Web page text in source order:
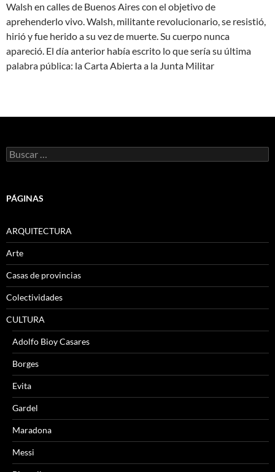
Walsh en calles de Buenos Aires con el objetivo de
aprehenderlo vivo. Walsh, militante revolucionario, se resistió,
hirió y fue herido a su vez de muerte. Su cuerpo nunca
apareció. El día anterior había escrito lo que sería su última
palabra pública: la Carta Abierta a la Junta Militar
Buscar:
PÁGINAS
ARQUITECTURA
Arte
Casas de provincias
Colectividades
CULTURA
Adolfo Bioy Casares
Borges
Evita
Gardel
Maradona
Messi